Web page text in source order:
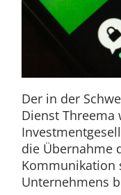
Der in der
Dienst Threema
die Übernahme
Kommunikation
Unternehmens